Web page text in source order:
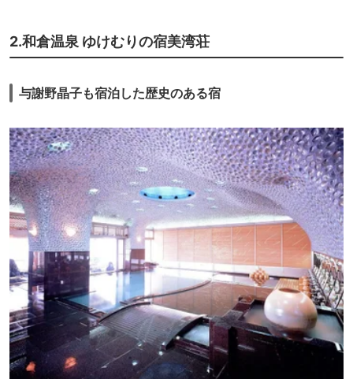
2.和倉温泉 ゆけむりの宿美湾荘
与謝野晶子も宿泊した歴史のある宿